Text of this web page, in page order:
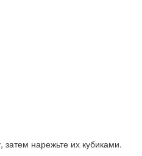
нарежьте их кубиками.